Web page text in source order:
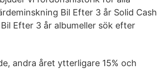
Bil Efter 3 år Solid Cash
Efter 3 år albumeller sök efter
andra året ytterligare 15% och